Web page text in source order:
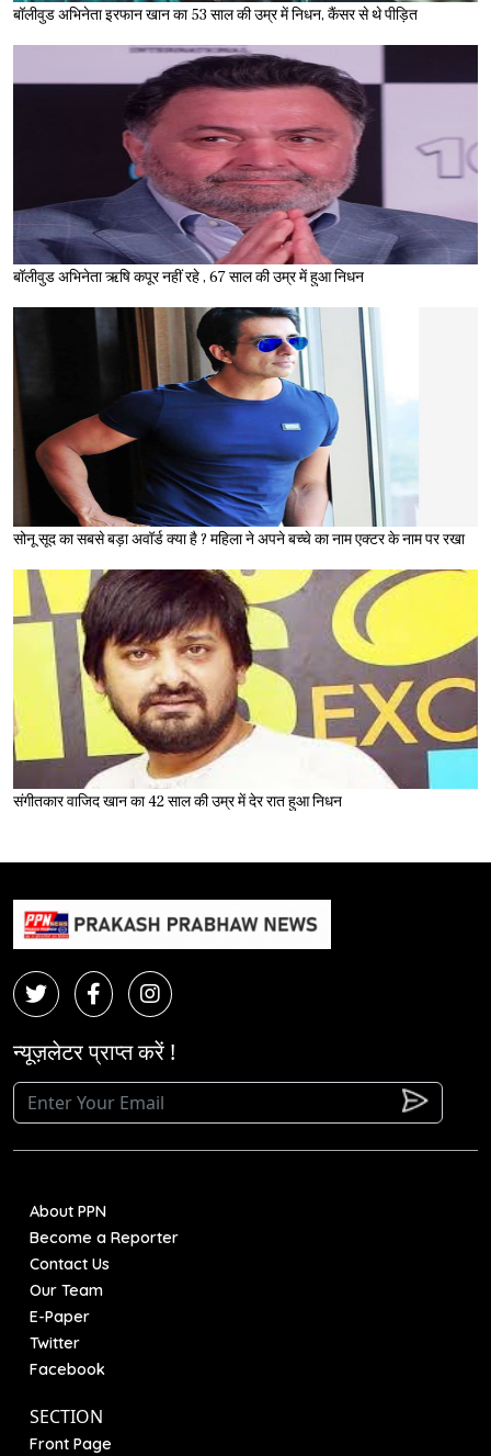
बॉलीवुड अभिनेता इरफान खान का 53 साल की उम्र में निधन, कैंसर से थे पीड़ित
बॉलीवुड अभिनेता ऋषि कपूर नहीं रहे , 67 साल की उम्र में हुआ निधन
सोनू सूद का सबसे बड़ा अवॉर्ड क्या है ? महिला ने अपने बच्चे का नाम एक्टर के नाम पर रखा
संगीतकार वाजिद खान का 42 साल की उम्र में देर रात हुआ निधन
न्यूज़लेटर प्राप्त करें !
About PPN
Become a Reporter
Contact Us
Our Team
E-Paper
Twitter
Facebook
SECTION
Front Page